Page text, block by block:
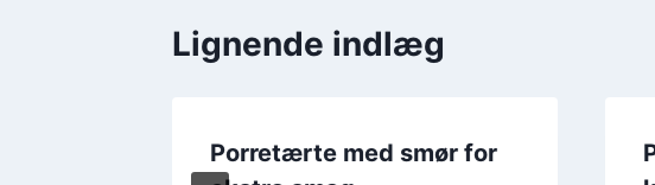
Lignende indlæg
Porretærte med smør for